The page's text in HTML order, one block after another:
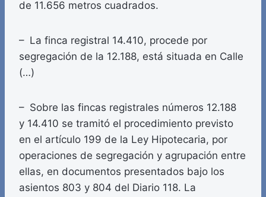
de 11.656 metros cuadrados.
– La finca registral 14.410, procede por
segregación de la 12.188, está situada en Calle
(…)
– Sobre las fincas registrales números 12.188
y 14.410 se tramitó el procedimiento previsto
en el artículo 199 de la Ley Hipotecaria, por
operaciones de segregación y agrupación entre
ellas, en documentos presentados bajo los
asientos 803 y 804 del Diario 118. La